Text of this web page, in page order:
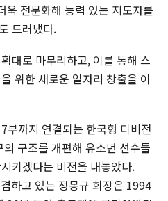
욱 전문화해 능력 있는 지도자를
드러냈다.
대로 마무리하고, 이를 통해 스
위한 새로운 일자리 창출을 이
부까지 연결되는 한국형 디비전
구조를 개편해 유소년 선수들
키겠다는 비전을 내놓았다.
하고 있는 정몽규 회장은 1994